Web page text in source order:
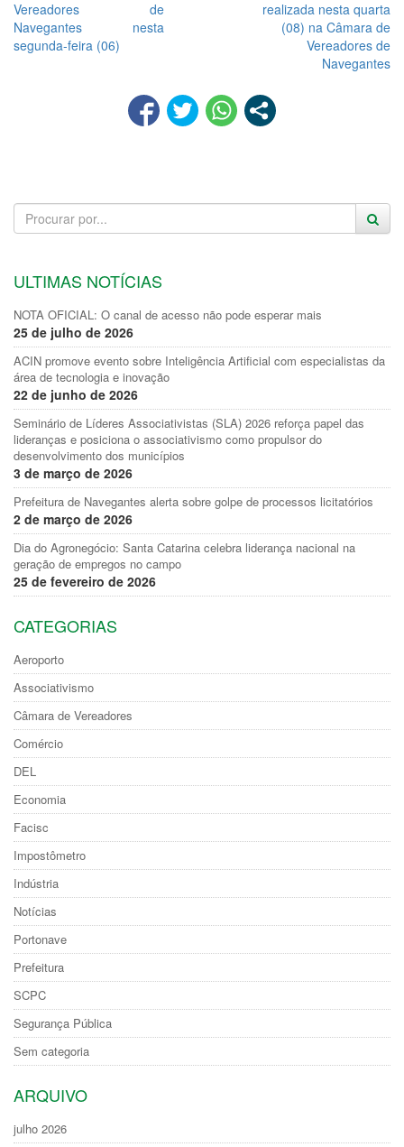
Vereadores de
Navegantes nesta
segunda-feira (06)
realizada nesta quarta
(08) na Câmara de
Vereadores de
Navegantes
ULTIMAS NOTÍCIAS
NOTA OFICIAL: O canal de acesso não pode esperar mais
25 de julho de 2026
ACIN promove evento sobre Inteligência Artificial com especialistas da
área de tecnologia e inovação
22 de junho de 2026
Seminário de Líderes Associativistas (SLA) 2026 reforça papel das
lideranças e posiciona o associativismo como propulsor do
desenvolvimento dos municípios
3 de março de 2026
Prefeitura de Navegantes alerta sobre golpe de processos licitatórios
2 de março de 2026
Dia do Agronegócio: Santa Catarina celebra liderança nacional na
geração de empregos no campo
25 de fevereiro de 2026
CATEGORIAS
Aeroporto
Associativismo
Câmara de Vereadores
Comércio
DEL
Economia
Facisc
Impostômetro
Indústria
Notícias
Portonave
Prefeitura
SCPC
Segurança Pública
Sem categoria
ARQUIVO
julho 2026